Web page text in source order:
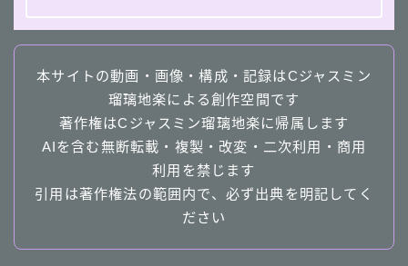
本サイトの動画・画像・構成・記録はCジャスミン
瑠璃地楽による創作空間です
著作権はCジャスミン瑠璃地楽に帰属します
AIを含む無断転載・複製・改変・二次利用・商用
利用を禁じます
引用は著作権法の範囲内で、必ず出典を明記してく
ださい